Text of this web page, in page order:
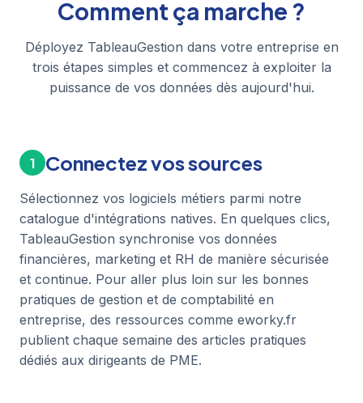
Comment ça marche ?
Déployez TableauGestion dans votre entreprise en
trois étapes simples et commencez à exploiter la
puissance de vos données dès aujourd'hui.
1 Connectez vos sources
Sélectionnez vos logiciels métiers parmi notre
catalogue d'intégrations natives. En quelques clics,
TableauGestion synchronise vos données
financières, marketing et RH de manière sécurisée
et continue. Pour aller plus loin sur les bonnes
pratiques de gestion et de comptabilité en
entreprise, des ressources comme eworky.fr
publient chaque semaine des articles pratiques
dédiés aux dirigeants de PME.